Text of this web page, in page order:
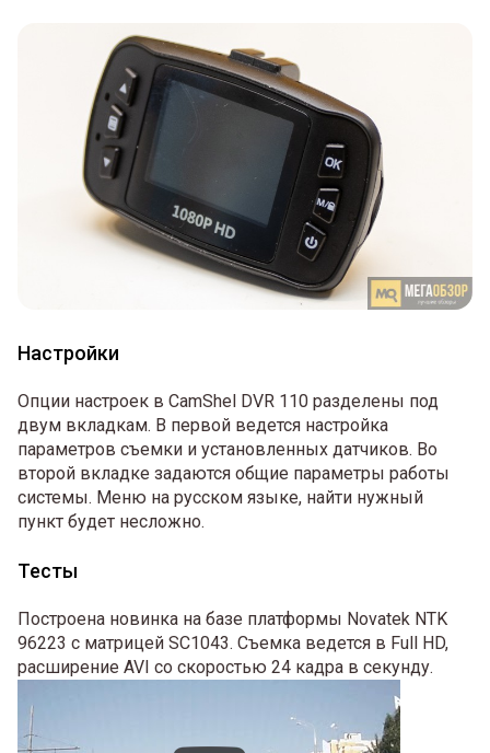
Настройки
Опции настроек в CamShel DVR 110 разделены под
двум вкладкам. В первой ведется настройка
параметров съемки и установленных датчиков. Во
второй вкладке задаются общие параметры работы
системы. Меню на русском языке, найти нужный
пункт будет несложно.
Тесты
Построена новинка на базе платформы Novatek NTK
96223 с матрицей SC1043. Съемка ведется в Full HD,
расширение AVI со скоростью 24 кадра в секунду.